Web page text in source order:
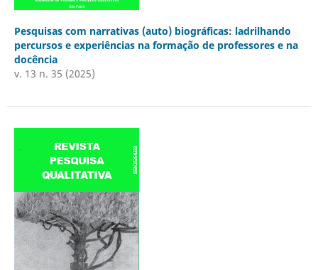
Pesquisas com narrativas (auto) biográficas: ladrilhando
percursos e experiências na formação de professores e na
docência
v. 13 n. 35 (2025)